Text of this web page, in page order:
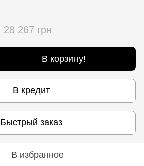
28 267 грн
В корзину!
В кредит
Быстрый заказ
В избранное